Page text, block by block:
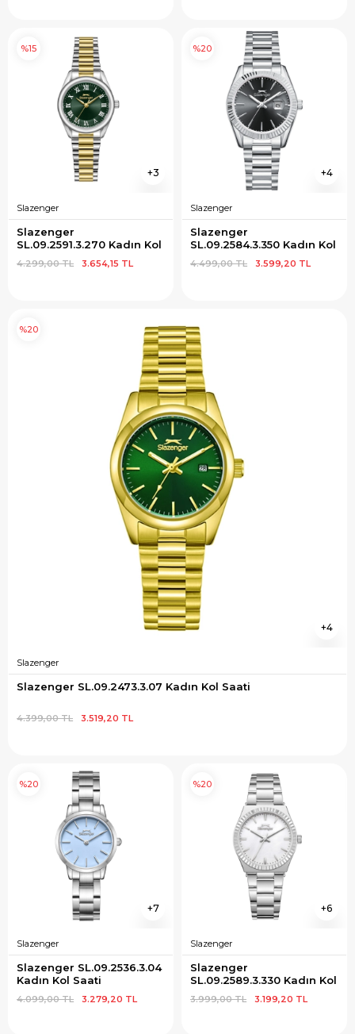
3
Slazenger
Slazenger
SL.09.2591.3.270 Kadın Kol
3.654,15 TL
4.299,00 TL
%15
4
Slazenger
Slazenger
SL.09.2584.3.350 Kadın Kol
3.599,20 TL
4.499,00 TL
%20
4
Slazenger
Slazenger SL.09.2473.3.07 Kadın Kol Saati
3.519,20 TL
4.399,00 TL
%20
7
Slazenger
Slazenger SL.09.2536.3.04
Kadın Kol Saati
3.279,20 TL
4.099,00 TL
%20
6
Slazenger
Slazenger
SL.09.2589.3.330 Kadın Kol
3.199,20 TL
3.999,00 TL
%20